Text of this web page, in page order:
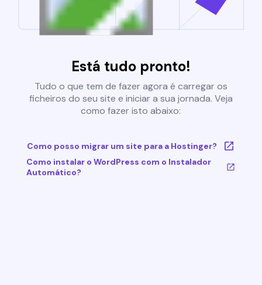
Está tudo pronto!
Tudo o que tem de fazer agora é carregar os
ficheiros do seu site e iniciar a sua jornada. Veja
como fazer isto abaixo:
Como posso migrar um site para a Hostinger?
Como instalar o WordPress com o Instalador
Automático?